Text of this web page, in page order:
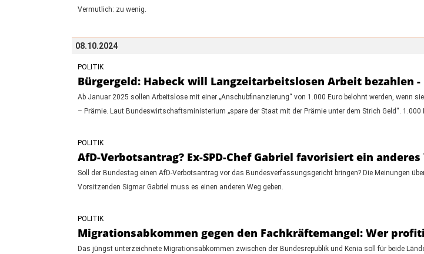
Vermutlich: zu wenig.
08.10.2024
POLITIK
Bürgergeld: Habeck will Langzeitarbeitslosen Arbeit bezahlen
Ab Januar 2025 sollen Arbeitslose mit einer „Anschubfinanzierung“ von 1.000 Euro belohnt werden, wenn
– Prämie. Laut Bundeswirtschaftsministerium „spare der Staat mit der Prämie unter dem Strich Geld“.
POLITIK
AfD-Verbotsantrag? Ex-SPD-Chef Gabriel favorisiert ein anderes
Soll der Bundestag einen AfD-Verbotsantrag vor das Bundesverfassungsgericht bringen? Die Meinungen
Vorsitzenden Sigmar Gabriel muss es einen anderen Weg geben.
POLITIK
Migrationsabkommen gegen den Fachkräftemangel: Wer
Das jüngst unterzeichnete Migrationsabkommen zwischen der Bundesrepublik und Kenia soll für beide